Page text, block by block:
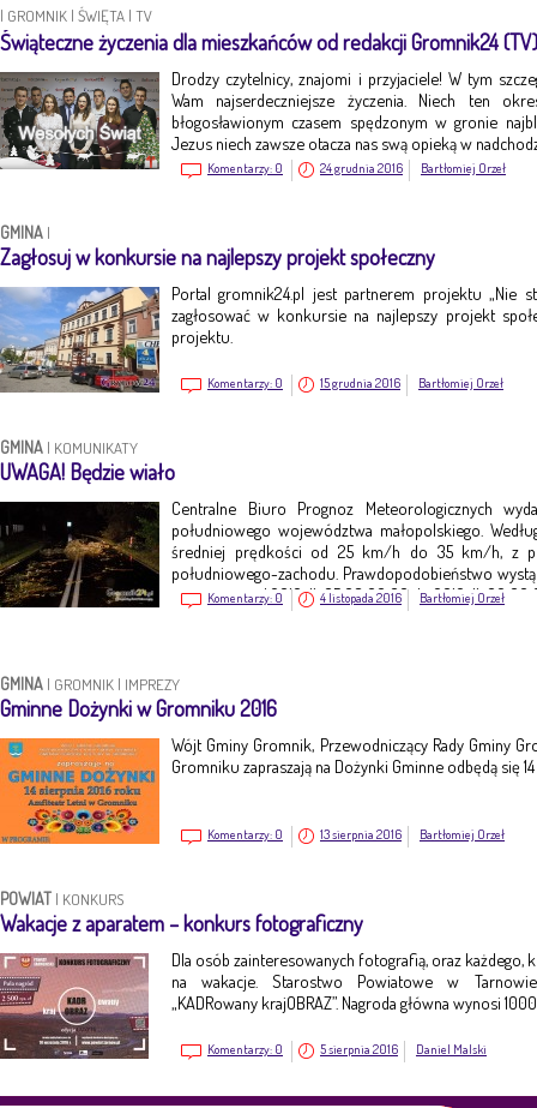
| GROMNIK | ŚWIĘTA | TV
Świąteczne życzenia dla mieszkańców od redakcji Gromnik24 (TV)
Drodzy czytelnicy, znajomi i przyjaciele! W tym
Wam najserdeczniejsze życzenia. Niech ten
błogosławionym czasem spędzonym w gronie
Jezus niech zawsze otacza nas swą opieką w
Komentarzy: 0 24 grudnia 2016 Bartłomiej Orzeł
GMINA |
Zagłosuj w konkursie na najlepszy projekt społeczny
Portal gromnik24.pl jest partnerem projektu „Nie
zagłosować w konkursie na najlepszy projekt
projektu.
Komentarzy: 0 15 grudnia 2016 Bartłomiej Orzeł
GMINA | KOMUNIKATY
UWAGA! Będzie wiało
Centralne Biuro Prognoz Meteorologicznych
południowego województwa małopolskiego.
średniej prędkości od 25 km/h do 35 km/h, z
południowego-zachodu. Prawdopodobieństwo
jest ważne o d 2016-11-05 08:00:00 do 2016-11-06
Komentarzy: 0 4 listopada 2016 Bartłomiej Orzeł
GMINA | GROMNIK | IMPREZY
Gminne Dożynki w Gromniku 2016
Wójt Gminy Gromnik, Przewodniczący Rady Gminy
Gromniku zapraszają na Dożynki Gminne odbędą się
Komentarzy: 0 13 sierpnia 2016 Bartłomiej Orzeł
POWIAT | KONKURS
Wakacje z aparatem – konkurs fotograficzny
Dla osób zainteresowanych fotografią, oraz każdego,
na wakacje. Starostwo Powiatowe w
„KADRowany krajOBRAZ”. Nagroda główna wynosi 1000
Komentarzy: 0 5 sierpnia 2016 Daniel Malski